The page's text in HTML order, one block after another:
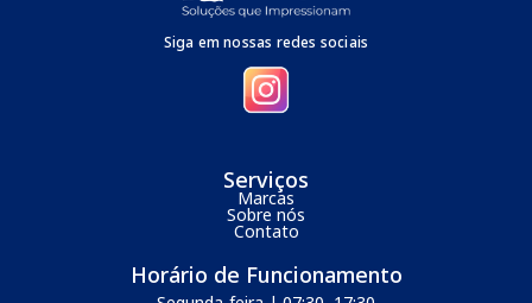
Siga em nossas redes sociais
Serviços
Marcas
Sobre nós
Contato
Horário de Funcionamento